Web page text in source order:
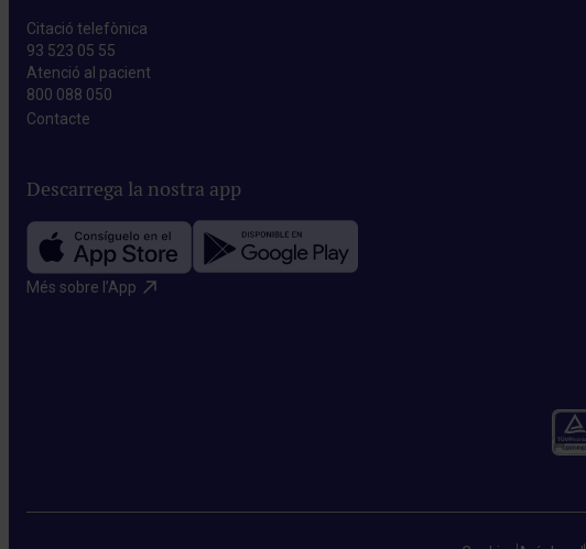
Citació telefònica
93 523 05 55
Atenció al pacient
800 088 050
Contacte​
Descarrega la nostra app
Més sobre l’App​